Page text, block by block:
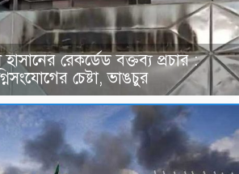
রেকর্ডেড বক্তব্য প্রচার :
চেষ্টা, ভাঙচুর